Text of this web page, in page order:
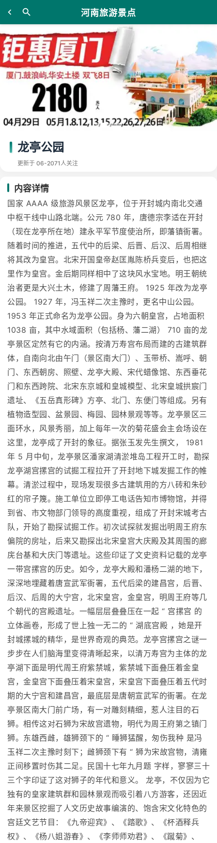
河南旅游景点
龙亭公园
更新于 06-2071人关注
内容详情
国家 AAAA 级旅游风景区龙亭，位于开封城内南北交通
中枢干线中山路北端。公元 780 年，唐德宗李适在开封
（现在龙亭所在地）建永平军节度使治所，即藩镇衙署。
随着时间的推进，五代中的后梁、后晋、后汉、后周相继
将其改为皇宫。北宋开国皇帝赵匡胤陈桥兵变后，也把这
里作为皇宫。金后期同样相中了这块风水宝地。明王朝统
治者更是大兴土木，修建了周藩王府。 1925 年改为龙亭
公园。 1927 年，冯玉祥二次主豫时，更名中山公园。
1953 年正式命名为龙亭公园。身为六朝皇宫，占地面积
1038 亩，其中水域面积（包括杨、藩二湖） 710 亩的龙
亭景区定然有它的内涵。按清万寿宫布局而建的古建筑群
体，自南向北由午门（景区南大门）、玉带桥、嵩呼、朝
门、东西朝房、照壁、龙亭大殿、宋代蜡像馆、东西垂花
门和东西跨院、北宋东京城和皇城模型、北宋皇城拱宸门
遗址、《五岳真形碑》方亭、北门、东便门等组成。另有
植物造型园、盆景园、梅园、园林景观等等。龙亭景区三
面环水，风景秀丽，加上每年一次的菊花盛会主会场设在
这里，龙亭成了开封的象征。据张玉发先生撰文， 1981
年 5 月中旬，龙亭景区潘家湖清淤堆岛工程开工时，勘探
龙亭湖宫摞宫的试掘工程拉开了开封地下城发掘工作的帷
幕。清淤过程中，现场发现很多古建筑用的方八砖和朱砂
红的帘子篾。施工单位立即停工电话告知市博物馆，并得
到省、市文物部门领导的高度重视，组成了开封宋城考古
队，开始了勘探试掘工作。初次试探就发掘出明周王府东
偏院的房址，后来又勘探出北宋皇宫大庆殿及其周围的廊
庑台基和大庆门等遗址。这些印证了文史资料记载的龙亭
一带宫摞宫的历史。如今，龙亭大殿和潘杨二湖的地下，
深深地埋藏着唐宣武军衙署，五代后梁的建昌宫，后晋、
后汉、后周的大宁宫，北宋皇宫，金皇宫，明周王府等几
个朝代的宫殿遗址。一幅层层叠叠压在一起 “ 宫摞宫 的
立体画卷，形成了世上独一无二的 “ 湖底宫殿 ，她是开
封城摞城的精华，是世界奇观的典范。龙亭宫摞宫之谜一
步步在人们脑海里变得清晰起来，以清万寿宫为主体的龙
亭湖下面是明代周王府紫禁城，紫禁城下面叠压着金皇
宫，金皇宫下面叠压着宋皇宫，宋皇宫下面叠压着五代时
期的大宁宫和建昌宫，最底层是唐朝宣武军的衙署。在龙
亭景区南大门前广场，有一对雕刻精细，惹人注目的石
狮。相传这对石狮为宋故宫遗物，明代为周王府第之镇门
狮。东雄西雌，雄狮颈下的 “ 睡狮猛醒，匆伤我种 是冯
玉祥二次主豫时刻下；雌狮颈下有 “ 狮为宋故宫物，清雍
正间移置时伤其二足。民国十七年九月题 字样，寥寥三十
三个字印证了这对狮子的年代和意义。 龙亭，不仅因为它
独有的皇家建筑群和园林景观而吸引着八方游客，还因近
年来景区挖掘了人文历史故事编演的、饱含宋文化特色的
宫廷文艺节目：《九帝迎宾》、《踏歌》、《杯酒释兵
权》、《杨八姐游春》、《李师师劝君》、《蹴菊》、